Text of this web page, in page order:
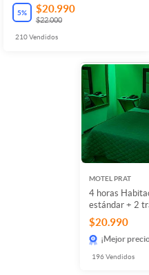
5% $20.990
$22.000
210Vendidos
MOTEL PRAT
4 horas
estándar + 2
$20.990
¡Mejor
196Vendidos